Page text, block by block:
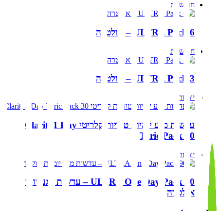
חודשיות
ULTRA Pack 6 – אולטרה
חודשיות
ULTRA Pack 3 – אולטרה
יומיות
עדשות מגע יומיות טוריות קלריטי Clariti 1 Day
Toric Pack 30
יומיות
ULTRA One Day Pack 90 – עדשות מגע יומיות
אולטרה